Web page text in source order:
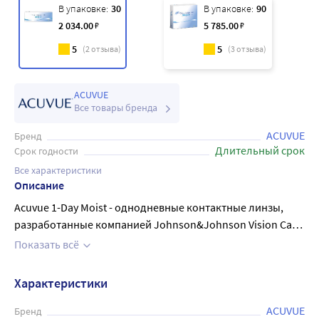
В упаковке: 30
2 034.00₽
5 (2отзыва)
В упаковке: 90
5 785.00₽
5 (3отзыва)
ACUVUE
Все товары бренда
Бренд ACUVUE
Срок годности Длительный срок
Все характеристики
Описание
Acuvue 1-Day Moist - однодневные контактные линзы,
разработанные компанией Johnson&Johnson Vision Care.
В каждой упаковке содержится 30 линз. Эти линзы
позволяет сохранять влагу и увлажнять глаза в течение
всего дня. Они обеспечивают комфорт и удобство при
ношении, не вызывая чувства сухости и раздражения.
Показать всё
Характеристики
Бренд ACUVUE